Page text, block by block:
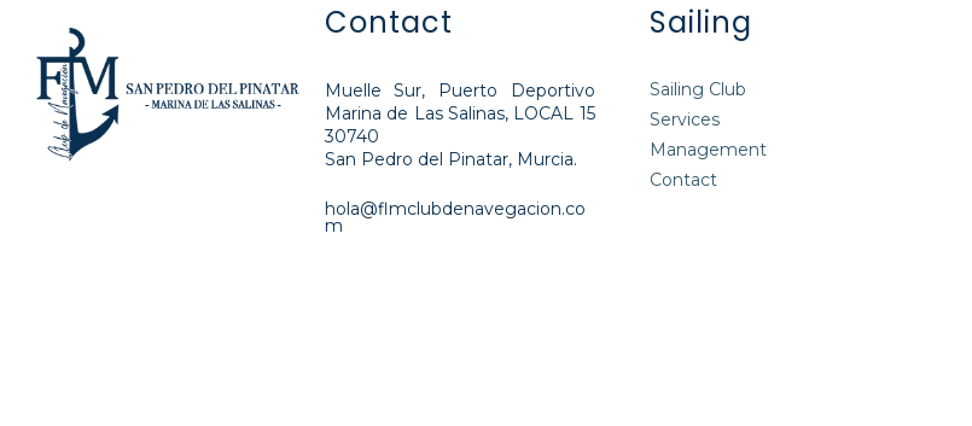
Contact
Muelle Sur, Puerto Deportivo
Marina de Las Salinas, LOCAL 15
30740
San Pedro del Pinatar, Murcia.
hola@flmclubdenavegacion.co
m
Sailing
Sailing Club
Services
Management
Contact